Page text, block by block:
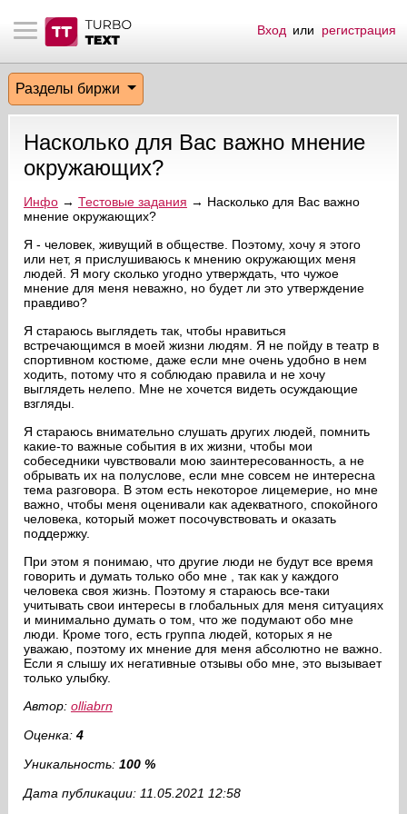
материалы
биржи
эфир
на сайте
пользователей
сообщения
по форуму
Вход или регистрация
Разделы биржи
Насколько для Вас важно мнение
окружающих?
Инфо→ Тестовые задания → Насколько для Вас важно
мнение окружающих?
Я - человек, живущий в обществе. Поэтому, хочу я этого
или нет, я прислушиваюсь к мнению окружающих меня
людей. Я могу сколько угодно утверждать, что чужое
мнение для меня неважно, но будет ли это утверждение
правдиво?
Я стараюсь выглядеть так, чтобы нравиться
встречающимся в моей жизни людям. Я не пойду в театр в
спортивном костюме, даже если мне очень удобно в нем
ходить, потому что я соблюдаю правила и не хочу
выглядеть нелепо. Мне не хочется видеть осуждающие
взгляды.
Я стараюсь внимательно слушать других людей, помнить
какие-то важные события в их жизни, чтобы мои
собеседники чувствовали мою заинтересованность, а не
обрывать их на полуслове, если мне совсем не интересна
тема разговора. В этом есть некоторое лицемерие, но мне
важно, чтобы меня оценивали как адекватного, спокойного
человека, который может посочувствовать и оказать
поддержку.
При этом я понимаю, что другие люди не будут все время
говорить и думать только обо мне , так как у каждого
человека своя жизнь. Поэтому я стараюсь все-таки
учитывать свои интересы в глобальных для меня ситуациях
и минимально думать о том, что же подумают обо мне
люди. Кроме того, есть группа людей, которых я не
уважаю, поэтому их мнение для меня абсолютно не важно.
Если я слышу их негативные отзывы обо мне, это вызывает
только улыбку.
Автор: olliabrn
Оценка: 4
Уникальность: 100 %
Дата публикации: 11.05.2021 12:58